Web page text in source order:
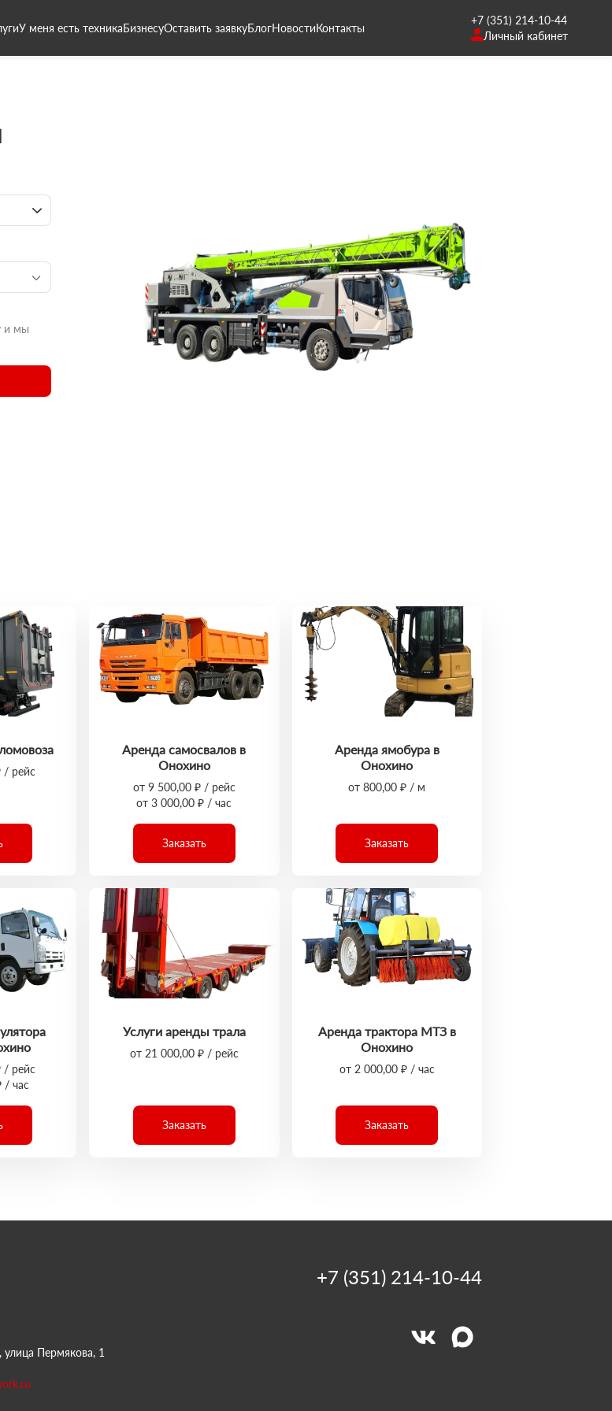
У меня есть техникаБизнесуОставить заявкуБлогНовостиКонтакты
+7 (351) 214-10-44
Личный кабинет
и мы
/ рейс
Аренда самосвалов в
Онохино
от 9 500,00 ₽ / рейс
от 3 000,00 ₽ / час
Заказать
Аренда ямобура в
Онохино
от 800,00 ₽ / м
Заказать
/ рейс
/ час
Услуги аренды трала
от 21 000,00 ₽ / рейс
Заказать
Аренда трактора МТЗ в
Онохино
от 2 000,00 ₽ / час
Заказать
улица Пермякова, 1
+7 (351) 214-10-44